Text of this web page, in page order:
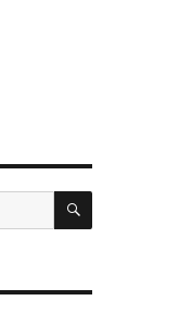
SUCHEN